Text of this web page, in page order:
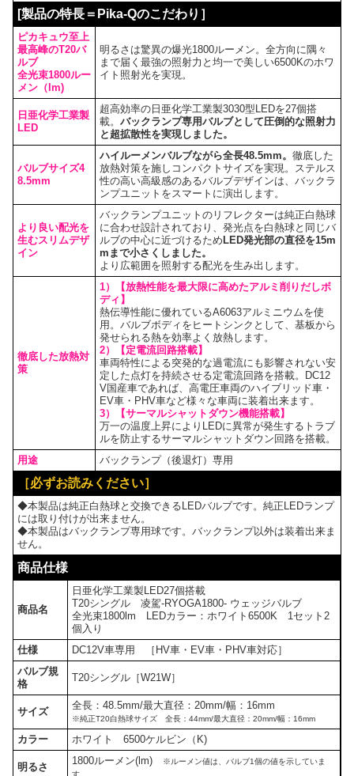
[製品の特長＝Pika-Qのこだわり］
ピカキュウ至上
最高峰のT20バ
ルブ
全光束1800ルー
メン（lm)
明るさは驚異の爆光1800ルーメン。全方向に隅々
まで届く最強の照射力と均一で美しい6500Kのホワ
イト照射光を実現。
日亜化学工業製
LED
超高効率の日亜化学工業製3030型LEDを27個搭
載。 バックランプ専用バルブとして圧倒的な照射力
と超拡散性を実現しました。
バルブサイズ4
8.5mm
ハイルーメンバルブながら全長48.5mm。 徹底した
放熱対策を施しコンパクトサイズを実現。ステルス
性の高い高級感のあるバルブデザインは、バックラ
ンプユニットをスマートに演出します。
より良い配光を
生むスリムデザ
イン
バックランプユニットのリフレクターは純正白熱球
に合わせ設計されており、発光点を白熱球と同じバ
ルブの中心に近づけるため LED発光部の直径を15m
mまで小さくしました。
より広範囲を照射する配光を生み出します。
徹底した放熱対
策
1）【放熱性能を最大限に高めたアルミ削りだしボ
ディ】
熱伝導性能に優れているA6063アルミニウムを使
用。バルブボディをヒートシンクとして、基板から
発せられる熱を効率よく放熱します。
2）【定電流回路搭載】
車両特性による突発的な過電流にも影響されない安
定した点灯を持続させる定電流回路を搭載。DC12
V国産車であれば、高電圧車両のハイブリッド車・
EV車・PHV車など様々な車両に装着出来ます。
3）【サーマルシャットダウン機能搭載】
万一の温度上昇によりLEDに異常が発生するトラブ
ルを防止するサーマルシャットダウン回路を搭載。
用途
バックランプ（後退灯）専用
［必ずお読みください］
◆本製品は純正白熱球と交換できるLEDバルブです。純正LEDランプ
には取り付けが出来ません。
◆本製品はバックランプ専用球です。バックランプ以外は装着出来ま
せん。
商品仕様
商品名
日亜化学工業製LED27個搭載
T20シングル 凌駕-RYOGA1800- ウェッジバルブ
全光束1800lm LEDカラー：ホワイト6500K 1セット2
個入り
仕様
DC12V車専用 ［HV車・EV車・PHV車対応］
バルブ規
格
T20シングル［W21W］
サイズ
全長：48.5mm/最大直径：20mm/幅：16mm
※純正T20白熱球サイズ 全長：44mm/最大直径：20mm/幅：16mm
カラー ホワイト 6500ケルビン（K)
明るさ
1800ルーメン(lm)
※ルーメン値は、バルブ1個の値を示していま
す。